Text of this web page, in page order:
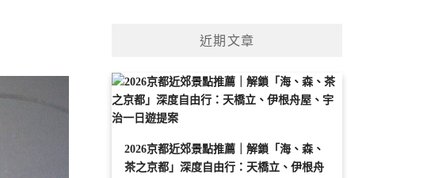
近期文章
2026京都近郊景點推薦｜解鎖「海、森、
茶之京都」深度自由行：天橋立、伊根舟